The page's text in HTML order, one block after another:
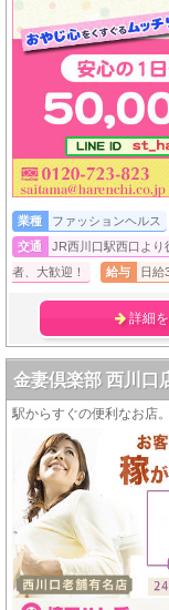
業種 ファッションヘルス
交通
JR西川口駅西口よ
者、大歓迎！
給与 日給
詳細
金妻倶楽部 西川口